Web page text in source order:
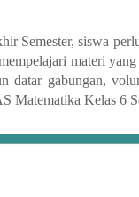
Semester, siswa
materi
datar gabungan,
Matematika Kelas 6